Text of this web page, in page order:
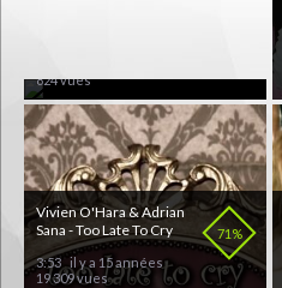
824 vues
71%
Vivien O'Hara & Adrian
Sana - Too Late To Cry
3:53
il y a 15 années
19 309 vues